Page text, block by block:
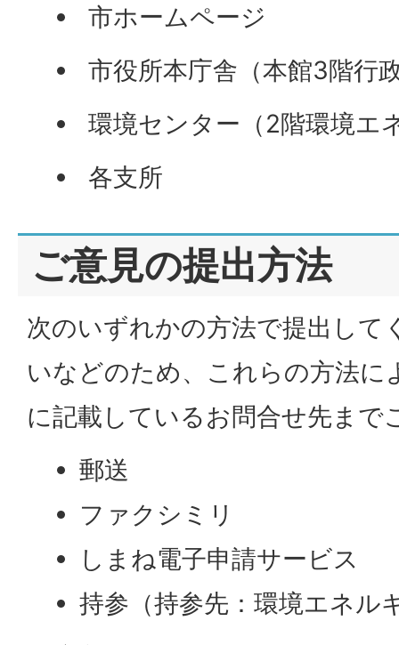
市ホームページ
市役所本庁舎（本館3階行
環境センター（2階環境エ
各支所
ご意見の提出方法
次のいずれかの方法で提出して
いなどのため、これらの方法に
に記載しているお問合せ先まで
郵送
ファクシミリ
しまね電子申請サービス
持参（持参先：環境エネル